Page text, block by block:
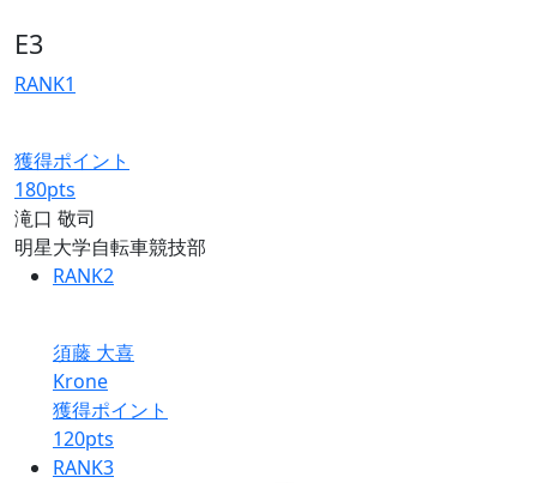
E3
RANK1
獲得ポイント
180pts
滝口 敬司
明星大学自転車競技部
RANK2
須藤 大喜
Krone
獲得ポイント
120pts
RANK3